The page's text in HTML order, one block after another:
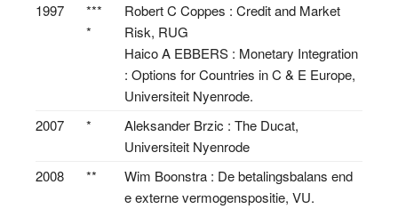
1997
***
*
Robert C Coppes : Credit and Market
Risk, RUG
Haico A EBBERS : Monetary Integration
: Options for Countries in C & E Europe,
Universiteit Nyenrode.
2007
*
Aleksander Brzic : The Ducat,
Universiteit Nyenrode
2008
**
Wim Boonstra : De betalingsbalans end
e externe vermogenspositie, VU.